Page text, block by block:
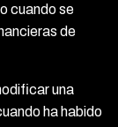
cuando se
de
una
ha habido